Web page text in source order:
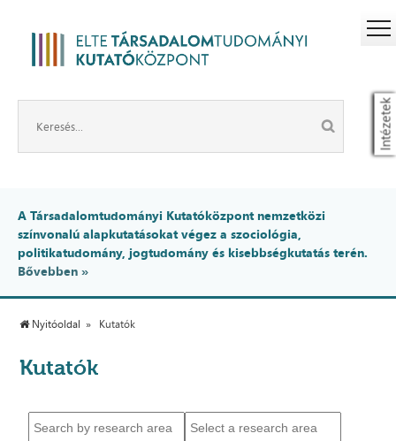
Intézetek
A Társadalomtudományi Kutatóközpont nemzetközi
színvonalú alapkutatásokat végez a szociológia,
politikatudomány, jogtudomány és kisebbségkutatás terén.
Bővebben »
Nyitóoldal Kutatók
Kutatók